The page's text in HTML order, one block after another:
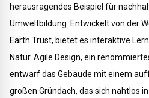
herausragendes Beispiel für
Umweltbildung. Entwickelt von der
Earth Trust, bietet es interaktive
Natur. Agile Design, ein
entwarf das Gebäude mit einem
großen Gründach, das sich nahtlos